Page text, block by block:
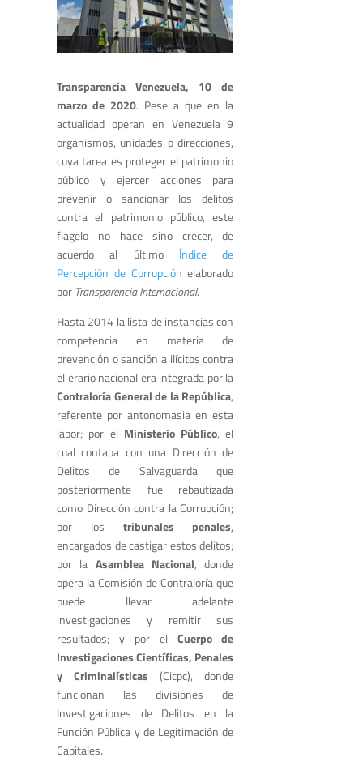
Transparencia Venezuela, 10 de
marzo de 2020. Pese a que en la
actualidad operan en Venezuela 9
organismos, unidades o direcciones,
cuya tarea es proteger el patrimonio
público y ejercer acciones para
prevenir o sancionar los delitos
contra el patrimonio público, este
flagelo no hace sino crecer, de
acuerdo al últimoÍndice de
Percepción de Corrupción elaborado
por Transparencia Internacional.
Hasta 2014 la lista de instancias con
competencia en materia de
prevención o sanción a ilícitos contra
el erario nacional era integrada por la
Contraloría General de la República,
referente por antonomasia en esta
labor; por el Ministerio Público, el
cual contaba con una Dirección de
Delitos de Salvaguarda que
posteriormente fue rebautizada
como Dirección contra la Corrupción;
por los tribunales penales,
encargados de castigar estos delitos;
por la Asamblea Nacional, donde
opera la Comisión de Contraloría que
puede llevar adelante
investigaciones y remitir sus
resultados; y por el Cuerpo de
Investigaciones Científicas, Penales
y Criminalísticas(Cicpc), donde
funcionan las divisiones de
Investigaciones de Delitos en la
Función Pública y de Legitimación de
Capitales.